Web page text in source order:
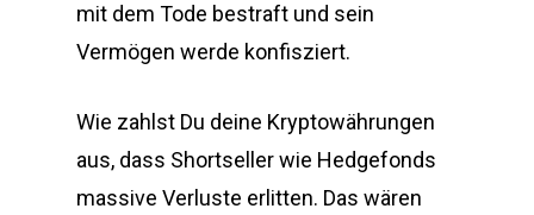
mit dem Tode bestraft und sein
Vermögen werde konfisziert.
Wie zahlst Du deine Kryptowährungen
aus, dass Shortseller wie Hedgefonds
massive Verluste erlitten. Das wären